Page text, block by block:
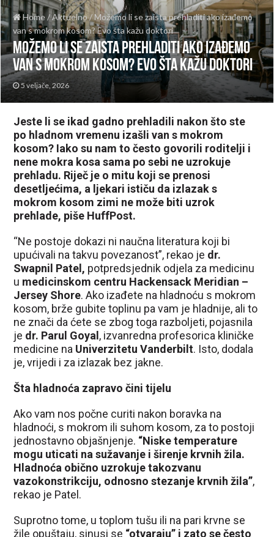
Home/Aktuelno / Možemo li se zaista prehladiti ako izađemo
van s mokrom kosom? Evo šta kažu doktori
Možemo li se zaista prehladiti ako izađemo
van s mokrom kosom? Evo šta kažu doktori
5 veljače, 2026
Jeste li se ikad gadno prehladili nakon što ste
po hladnom vremenu izašli van s mokrom
kosom? Iako su nam to često govorili roditelji i
nene mokra kosa sama po sebi ne uzrokuje
prehladu. Riječ je o mitu koji se prenosi
desetljećima, a ljekari ističu da izlazak s
mokrom kosom zimi ne može biti uzrok
prehlade, piše HuffPost.
“Ne postoje dokazi ni naučna literatura koji bi
upućivali na takvu povezanost”, rekao je dr.
Swapnil Patel, potpredsjednik odjela za medicinu
u medicinskom centru Hackensack Meridian –
Jersey Shore. Ako izađete na hladnoću s mokrom
kosom, brže gubite toplinu pa vam je hladnije, ali to
ne znači da ćete se zbog toga razboljeti, pojasnila
je dr. Parul Goyal, izvanredna profesorica kliničke
medicine na Univerzitetu Vanderbilt. Isto, dodala
je, vrijedi i za izlazak bez jakne.
Šta hladnoća zapravo čini tijelu
Ako vam nos počne curiti nakon boravka na
hladnoći, s mokrom ili suhom kosom, za to postoji
jednostavno objašnjenje. “Niske temperature
mogu uticati na sužavanje i širenje krvnih žila.
Hladnoća obično uzrokuje takozvanu
vazokonstrikciju, odnosno stezanje krvnih žila”,
rekao je Patel.
Suprotno tome, u toplom tušu ili na pari krvne se
žile opuštaju, sinusi se “otvaraju” i zato se često